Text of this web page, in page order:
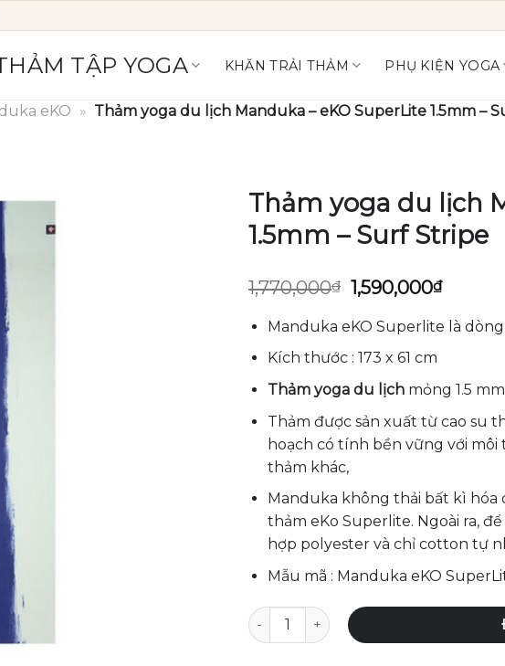
TẬP YOGA KHĂN TRẢI THẢM PHỤ KIỆN YOGA
eKO » Thảm yoga du lịch Manduka – eKO SuperLite 1.5mm –
Thảm yoga du lịch
1.5mm – Surf Stripe
1,770,000₫ Giá
là:
1,770,000₫.
1,590,000₫Giá
tại
Manduka eKO Superlite là dòng
Kích thước : 173 x 61 cm
Thảm yoga du lịchmỏng 1.5
Thảm được sản xuất từ cao su
hoạch có tính bền vững với
thảm khác,
Manduka không thải bất kì
thảm eKo Superlite. Ngoài ra,
hợp polyester và chỉ cotton tự
Mẫu mã : Manduka eKO
Thảm yoga du lịch Manduka - eKO